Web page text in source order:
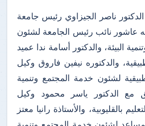
ناصر الجيزاوي رئيس جامعة
طه عاشور نائب رئيس الجامعة لشئون
البيئة، والدكتور أسامة ندا عميد
والدكتوره نيفين فاروق وكيل
لشئون خدمة المجتمع وتنمية
مع الدكتور ياسر محمود وكيل
بالقليوبية، والأستاذة رانيا معتز